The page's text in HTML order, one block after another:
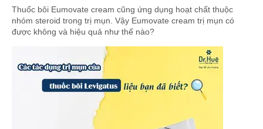
Thuốc bôi Eumovate cream cũng ứng dụng hoạt chất thuộc
nhóm steroid trong trị mụn. Vậy Eumovate cream trị mụn có
được không và hiệu quả như thế nào?